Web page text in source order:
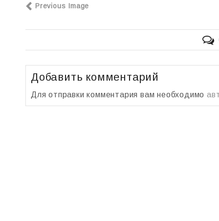
Previous Image
Добавить комментарий
Для отправки комментария вам необходимо